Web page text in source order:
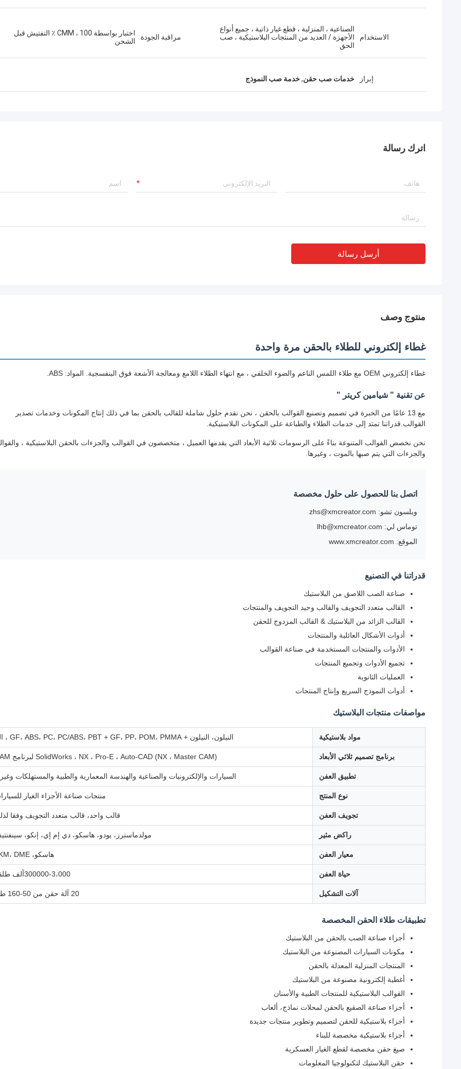
الاستخدام
الصناعية ، المنزلية ، قطع غيار ذاتية ، جميع أنواع
الأجهزة / العديد من المنتجات البلاستيكية ، صب
الحق
مراقبة الجودة
اختبار بواسطة CMM ، 100 ٪ التفتيش قبل
الشحن
إبراز خدمات صب حقن,خدمة صب النموذج
اترك رسالة
أرسل رسالة
منتوج وصف
غطاء إلكتروني للطلاء بالحقن مرة واحدة
غطاء إلكتروني OEM مع طلاء اللمس الناعم والضوء الخلفي ، مع انتهاء الطلاء اللامع ومعالجة الأشعة فوق البنفسجية. المواد: ABS.
عن تقنية " شيامين كريتر "
مع 13 عامًا من الخبرة في تصميم وتصنيع القوالب بالحقن ، نحن نقدم حلول شاملة للقالب بالحقن بما في ذلك إنتاج المكونات وخدمات تصدير
القوالب.قدراتنا تمتد إلى خدمات الطلاء والطباعة على المكونات البلاستيكية.
نحن نخصص القوالب المتنوعة بناءً على الرسومات ثلاثية الأبعاد التي يقدمها العميل ، متخصصون في القوالب والجزءات بالحقن البلاستيكية ،
والجزءات التي يتم صبها بالموت ، وغيرها.
اتصل بنا للحصول على حلول مخصصة
ويلسون تشو: zhs@xmcreator.com
توماس لي: lhb@xmcreator.com
الموقع: www.xmcreator.com
قدراتنا في التصنيع
صناعة الصب اللاصق من البلاستيك
القالب متعدد التجويف والقالب وحيد التجويف والمنتجات
القالب الزائد من البلاستيك & القالب المزدوج للحقن
أدوات الأشكال العائلية والمنتجات
الأدوات والمنتجات المستخدمة في صناعة القوالب
تجميع الأدوات وتجميع المنتجات
العمليات الثانوية
أدوات النموذج السريع وإنتاج المنتجات
مواصفات منتجات البلاستيك
مواد بلاستيكية النيلون، النيلون + GF، ABS، PC، PC/ABS، PBT + GF، PP، POM، PMMA ، الخ
برنامج تصميم ثلاثي الأبعاد SolidWorks ، NX ، Pro-E ، Auto-CAD (NX ، Master CAM) لبرنامج CAM
تطبيق العفن السيارات والإلكترونيات والصناعية والهندسة المعمارية والطبية والمستهلكات
نوع المنتج منتجات صناعة الأجزاء الغيار
تجويف العفن قالب واحد، قالب متعدد التجويف وفقا
راكض مثير مولدماسترز، يودو، هاسكو، دي إم إي، إنكو،
معيار العفن هاسكو، LKM، DME
حياة العفن 300000-3،000ألف طلقة
آلات التشكيل 20 آلة حقن من 50-160 طن
تطبيقات طلاء الحقن المخصصة
أجزاء صناعة الصب بالحقن من البلاستيك
مكونات السيارات المصنوعة من البلاستيك
المنتجات المنزلية المعدلة بالحقن
أغطية إلكترونية مصنوعة من البلاستيك
القوالب البلاستيكية للمنتجات الطبية والأسنان
أجزاء صناعة الصقيع بالحقن لمحلات نماذج، ألعاب
أجزاء بلاستيكية للحقن لتصميم وتطوير منتجات جديدة
أجزاء بلاستيكية مخصصة للبناء
صيغ حقن مخصصة لقطع الغيار العسكرية
حقن البلاستيك لتكنولوجيا المعلومات